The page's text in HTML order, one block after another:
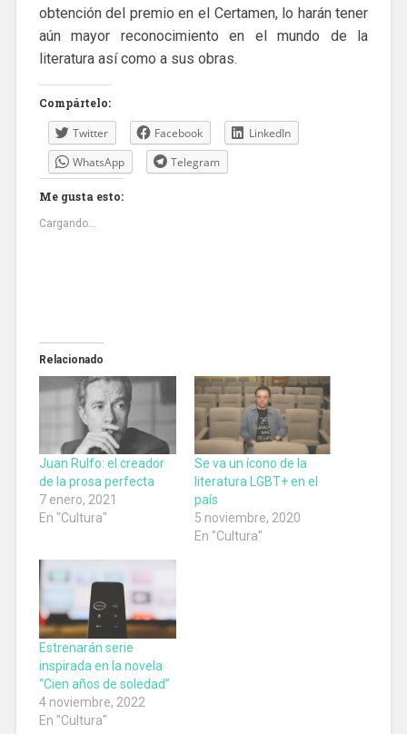
obtención del premio en el Certamen, lo harán tener
aún mayor reconocimiento en el mundo de la
literatura así como a sus obras.
Compártelo:
Twitter Facebook
LinkedIn
WhatsApp
Telegram
Me gusta esto:
Cargando...
Relacionado
Juan Rulfo: el creador
de la prosa perfecta
7 enero, 2021
En "Cultura"
Se va un ícono de la
literatura LGBT+ en el
país
5 noviembre, 2020
En "Cultura"
Estrenarán serie
inspirada en la novela
“Cien años de soledad”
4 noviembre, 2022
En "Cultura"